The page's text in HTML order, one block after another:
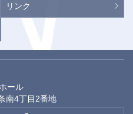
リンク
ール
南4丁目2番地